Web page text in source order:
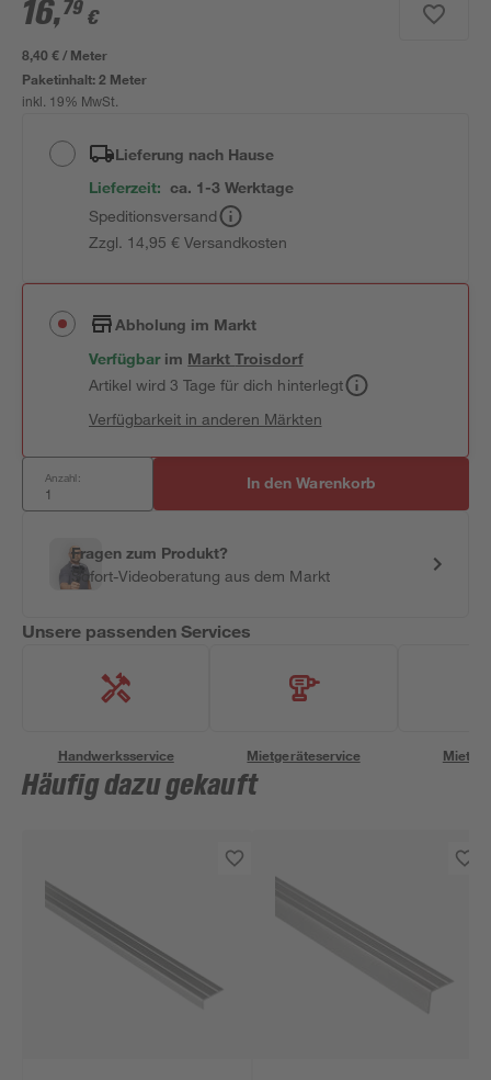
16,79 €
8,40 € / Meter
Paketinhalt:2 Meter
inkl. 19% MwSt.
Lieferung nach Hause
Lieferzeit: ca. 1-3 Werktage
Speditionsversand
Zzgl. 14,95 € Versandkosten
Abholung im Markt
Verfügbar im MarktTroisdorf
Artikel wird 3 Tage für dich hinterlegt
Verfügbarkeit in anderen Märkten
Anzahl: In den Warenkorb
Fragen zum Produkt?
Sofort-Videoberatung aus dem Markt
Unsere passenden Services
Handwerksservice Mietgeräteservice
Häufig dazu gekauft